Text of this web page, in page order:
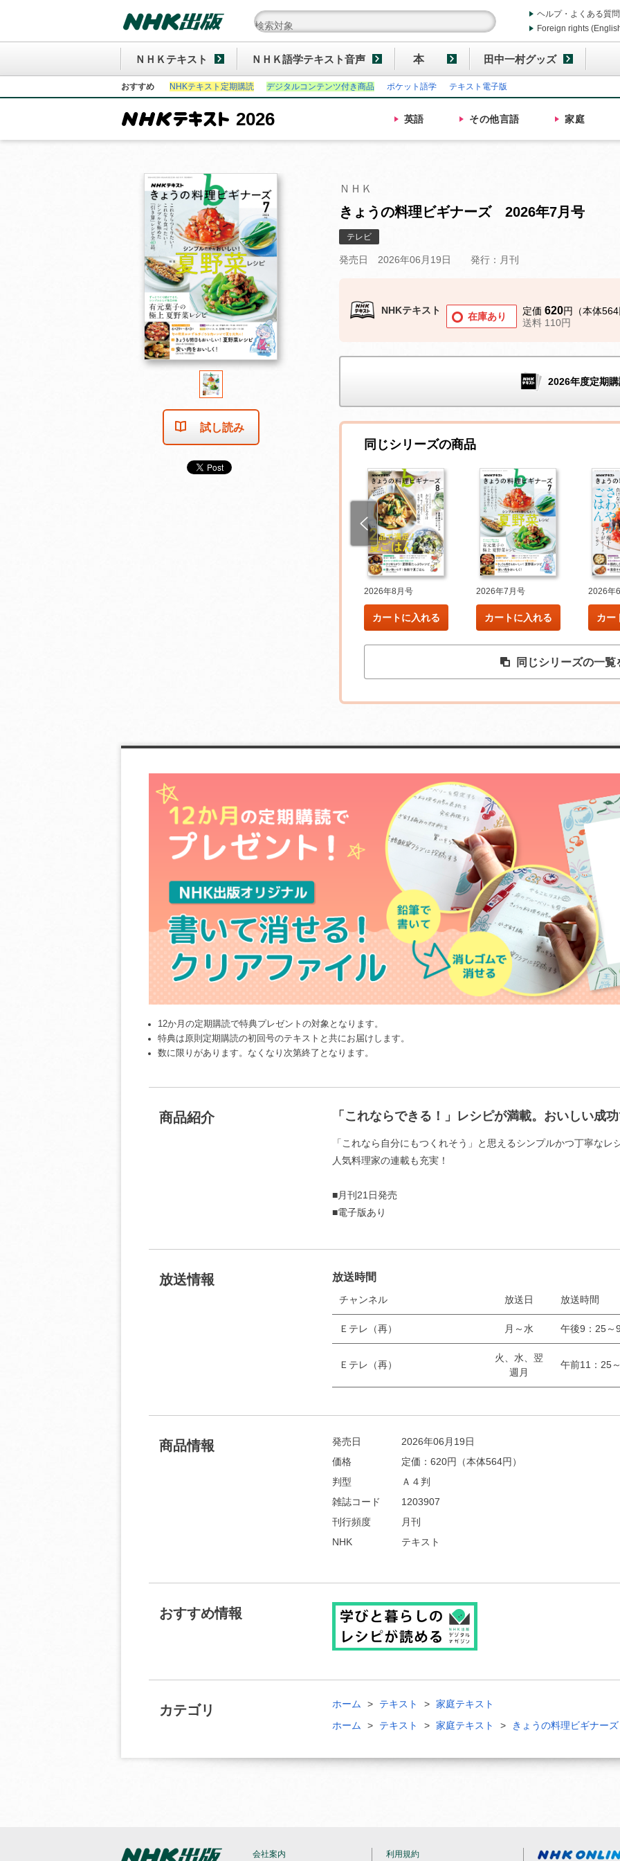
ヘルプ・よくある質問
Foreign rights
ＮＨＫテキスト ＮＨＫ語学テキスト音声 本 田中一村グッズ
おすすめ NHKテキスト定期購読 デジタルコンテンツ付き商品 ポケット語学 テキスト電子版
2026 英語 その他言語 家庭
試し読み
ＮＨＫ
きょうの料理ビギナーズ 2026年7月号
テレビ
発売日 2026年06月19日 発行：月刊
NHKテキスト
在庫あり 定価 620円（本体
送料 110円
2026年度定期
同じシリーズの商品
2026年8月号
カートに入れる
2026年7月号
カートに入れる
2026年
カー
同じシリーズの一覧
12か月の定期購読で特典プレゼントの対象となります。
特典は原則定期購読の初回号のテキストと共にお届けします。
数に限りがあります。なくなり次第終了となります。
商品紹介 「これならできる！」レシピが満載。おいしい成
「これなら自分にもつくれそう」と思えるシンプルかつ丁寧な
人気料理家の連載も充実！
■月刊21日発売
■電子版あり
放送情報 放送時間
チャンネル 放送日 放送時間
Ｅテレ（再） 月～水 午後9：25～
Ｅテレ（再）
火、水、翌
週月
午前11：25
商品情報 発売日
2026年06月19日
価格
定価： 620円（本体564円）
判型
Ａ４判
雑誌コード
1203907
刊行頻度
月刊
NHK
テキスト
おすすめ情報
カテゴリ ホーム テキスト
家庭テキスト
ホーム
テキスト 家庭テキスト きょうの料理ビギナーズ
会社案内 利用規約